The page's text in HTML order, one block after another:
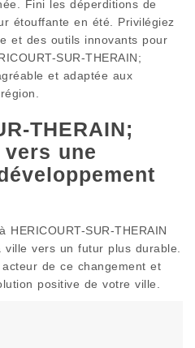
Fini les déperditions de
étouffante en été. Privilégiez
et des outils innovants pour
SUR-THERAIN;
et adaptée aux
THERAIN;
vers une
SUR-THERAIN
ville vers un futur plus durable.
de ce changement et
positive de votre ville.